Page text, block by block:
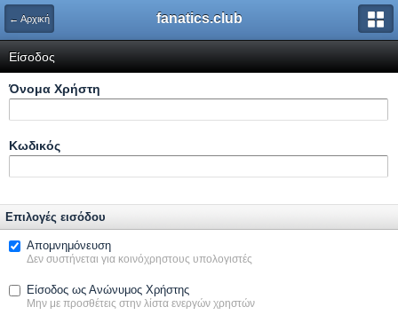
← Αρχική fanatics.club
Είσοδος
Όνομα Xρήστη
Κωδικός
Επιλογές εισόδου
Απομνημόνευση
Δεν συστήνεται για κοινόχρηστους υπολογιστές
Είσοδος ως Ανώνυμος Χρήστης
Μην με προσθέτεις στην λίστα ενεργών χρηστών